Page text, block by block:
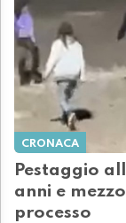
CRONACA
Pestaggio
anni e
processo